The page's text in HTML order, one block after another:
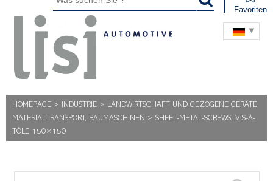
Favoriten
HOMEPAGE > INDUSTRIE > LANDWIRTSCHAFT UND GEZOGENE GERÄTE,
MATERIALTRANSPORT, BAUMASCHINEN > SHEET-METAL-SCREWS_VIS-À-
TÔLE-150×150